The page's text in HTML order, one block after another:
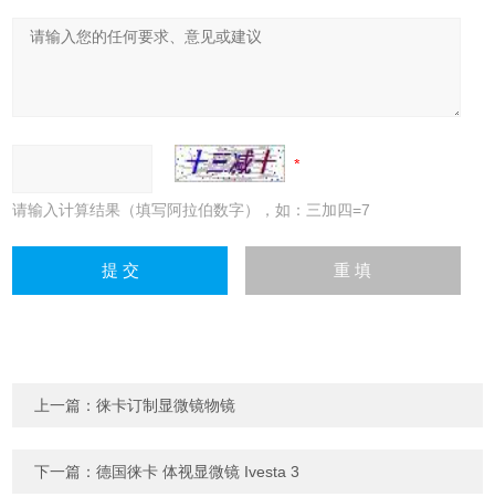
请输入计算结果（填写阿拉伯数字），如：三加四=7
上一篇：徕卡订制显微镜物镜
下一篇：德国徕卡 体视显微镜 Ivesta 3